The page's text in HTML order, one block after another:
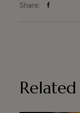
Share:
Related